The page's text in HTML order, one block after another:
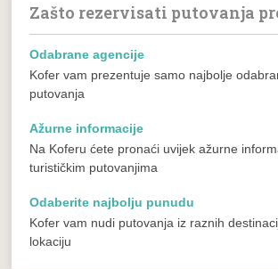
Zašto rezervisati putovanja
Odabrane agencije
Kofer vam prezentuje samo najbolje
putovanja
Ažurne informacije
Na Koferu ćete pronaći uvijek ažurne
turističkim putovanjima
Odaberite najbolju punudu
Kofer vam nudi putovanja iz raznih
lokaciju